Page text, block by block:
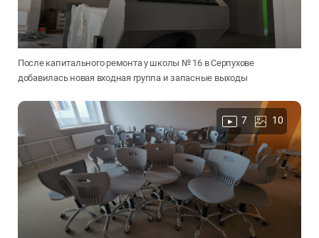
После капитального ремонта у школы № 16 в Серпухове
добавилась новая входная группа и запасные выходы
7 10